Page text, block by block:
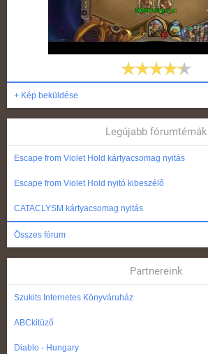
+ Kép beküldése
Legújabb fórumtémák
Escape from Violet Hold kártyacsomag nyitás
Escape from Violet Hold nyitó kibeszélő
CATACLYSM kártyacsomag nyitás
Összes fórum
Partnereink
Szukits Internetes Könyváruház
ABCkitüző
Diablo - Hungary